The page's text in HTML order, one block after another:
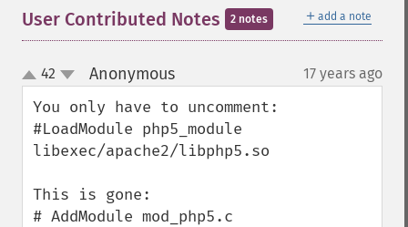
＋ add a note
User Contributed Notes 2 notes
up
down
42 Anonymous¶ 17 years ago
You only have to uncomment:
#LoadModule php5_module
libexec/apache2/libphp5.so
This is gone:
# AddModule mod_php5.c